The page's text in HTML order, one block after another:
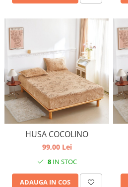
HUSA COCOLINO
99,00 Lei
8IN STOC
ADAUGA IN COS